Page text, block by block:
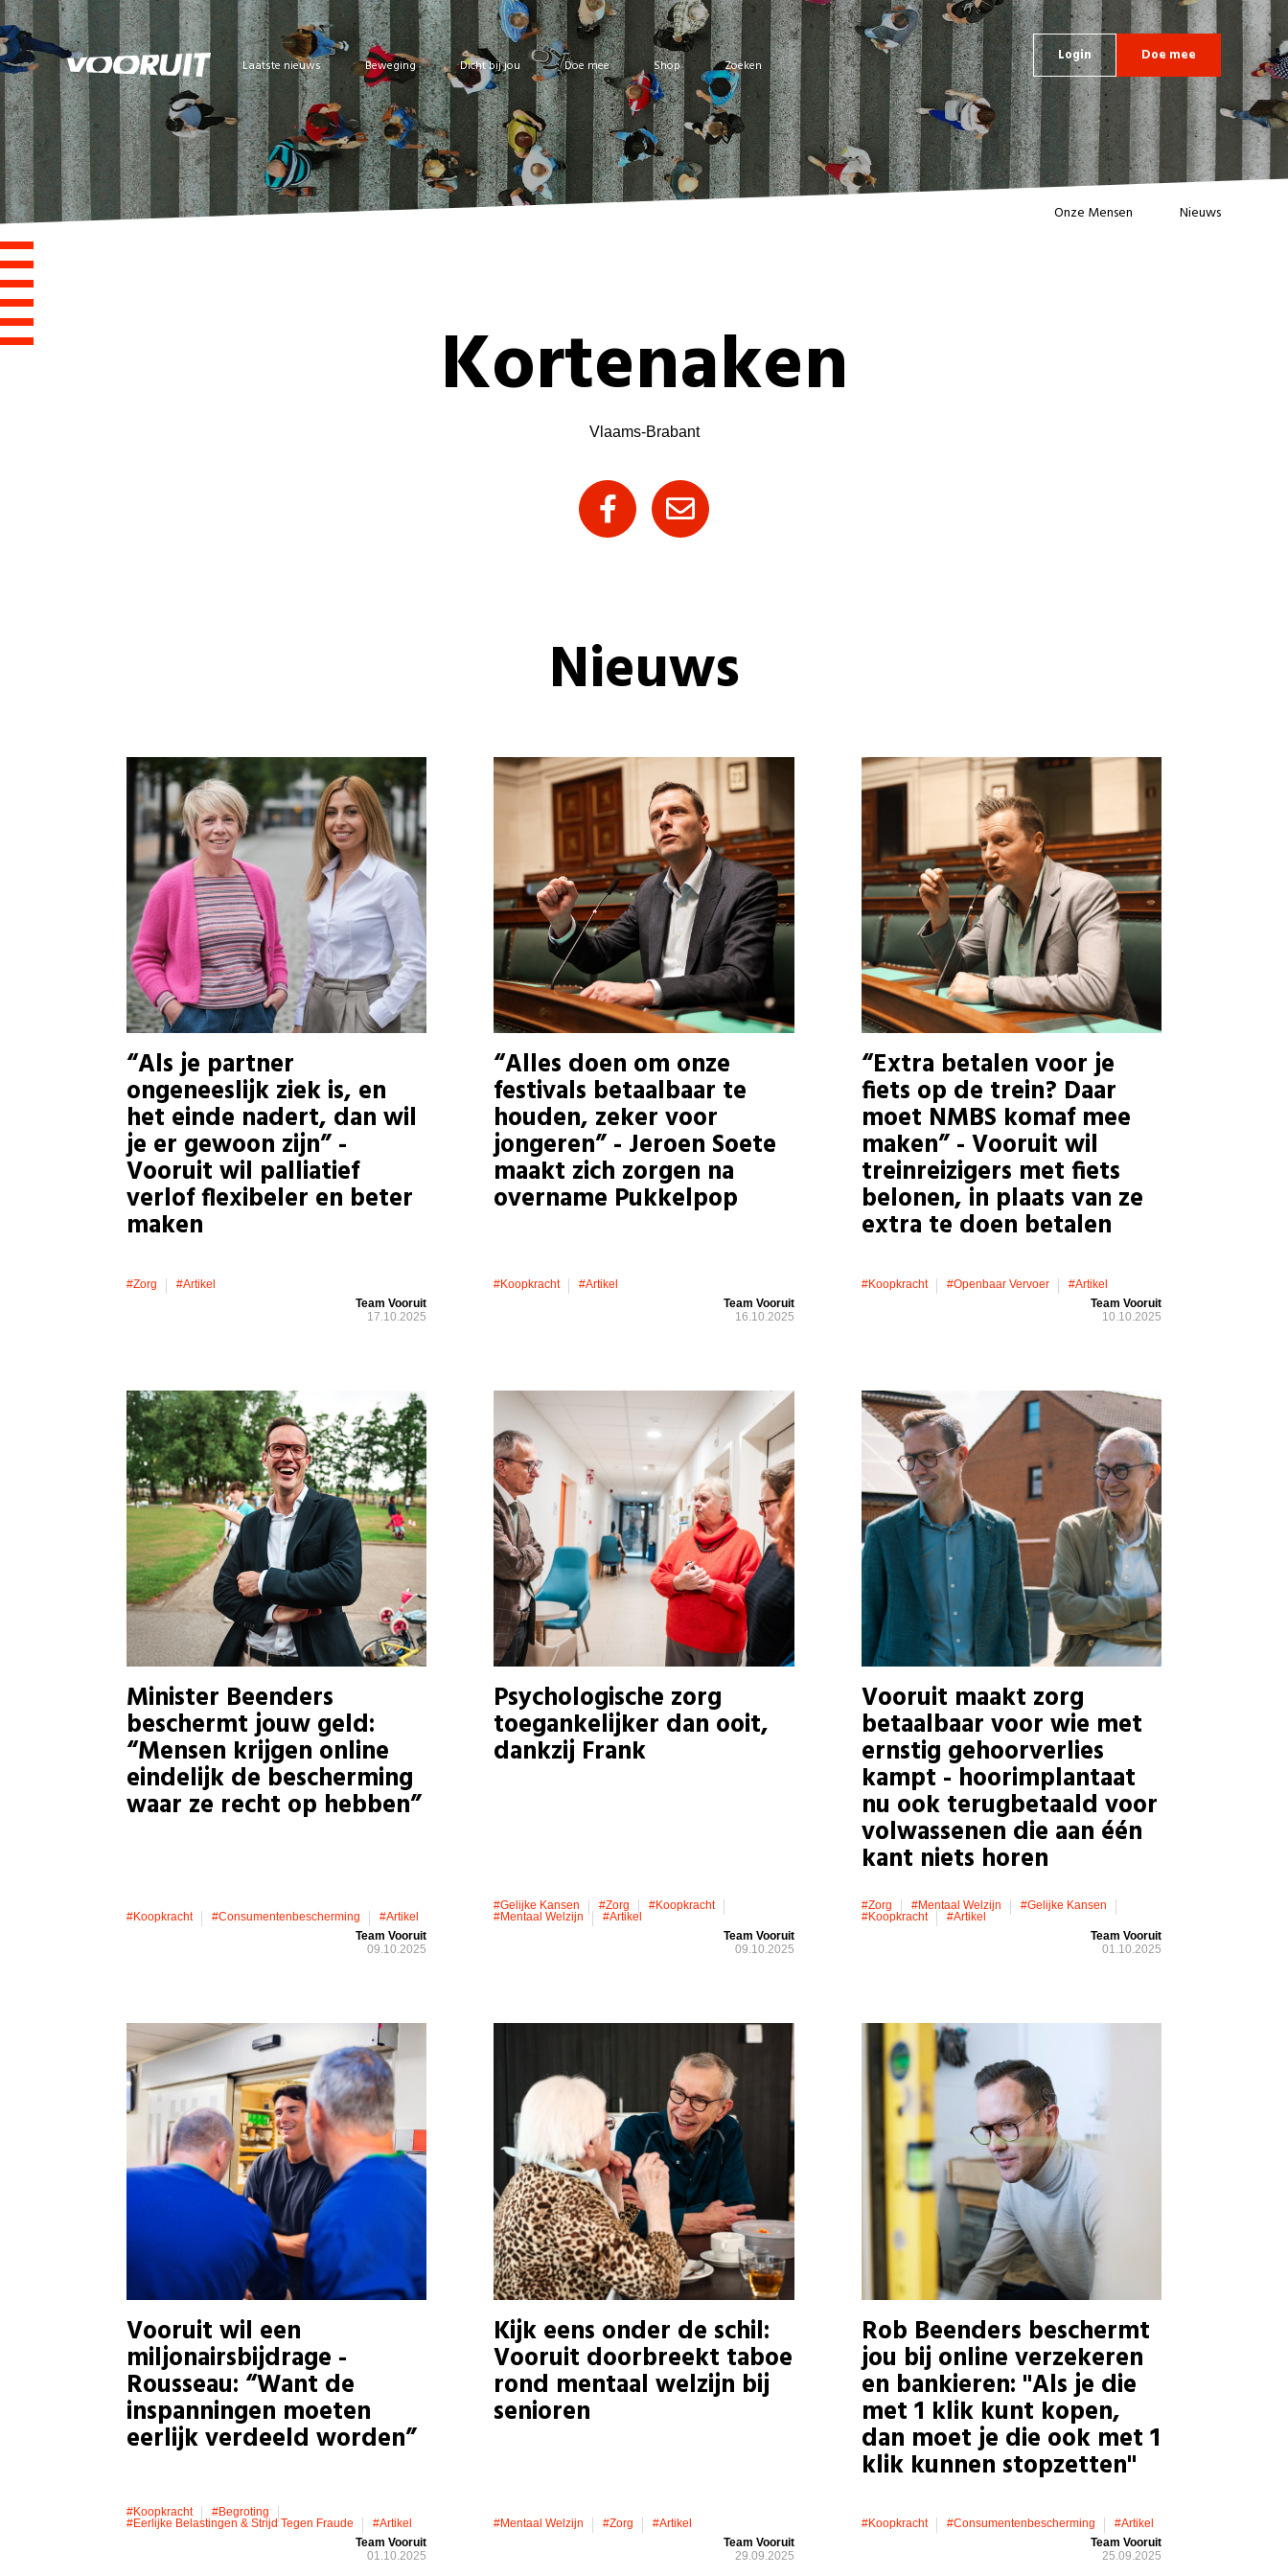
Laatste nieuws Beweging Dicht bij jou Doe mee Shop Zoeken
Login Doe mee
Onze Mensen Nieuws
Kortenaken
Vlaams-Brabant
Nieuws
“Als je partner
ongeneeslijk ziek is, en
het einde nadert, dan wil
je er gewoon zijn” -
Vooruit wil palliatief
verlof flexibeler en beter
maken
#zorg
#artikel
Team Vooruit
17.10.2025
“Alles doen om onze
festivals betaalbaar te
houden, zeker voor
jongeren” - Jeroen Soete
maakt zich zorgen na
overname Pukkelpop
#koopkracht
#artikel
Team Vooruit
16.10.2025
“Extra betalen voor je
fiets op de trein? Daar
moet NMBS komaf mee
maken” - Vooruit wil
treinreizigers met fiets
belonen, in plaats van ze
extra te doen betalen
#koopkracht #openbaar Vervoer
#artikel
Team Vooruit
10.10.2025
Minister Beenders
beschermt jouw geld:
“Mensen krijgen online
eindelijk de bescherming
waar ze recht op hebben”
#koopkracht #consumentenbescherming
#artikel
Team Vooruit
09.10.2025
Psychologische zorg
toegankelijker dan ooit,
dankzij Frank
#gelijke Kansen #zorg
#koopkracht
#mentaal Welzijn
#artikel
Team Vooruit
09.10.2025
Vooruit maakt zorg
betaalbaar voor wie met
ernstig gehoorverlies
kampt - hoorimplantaat
nu ook terugbetaald voor
volwassenen die aan één
kant niets horen
#zorg #mentaal Welzijn
#gelijke Kansen
#koopkracht
#artikel
Team Vooruit
01.10.2025
Vooruit wil een
miljonairsbijdrage -
Rousseau: “Want de
inspanningen moeten
eerlijk verdeeld worden”
#koopkracht
#Begroting
#eerlijke Belastingen & Strijd Tegen Fraude
#artikel
Team Vooruit
01.10.2025
Kijk eens onder de schil:
Vooruit doorbreekt taboe
rond mentaal welzijn bij
senioren
#mentaal Welzijn #zorg
#artikel
Team Vooruit
29.09.2025
Rob Beenders beschermt
jou bij online verzekeren
en bankieren: "Als je die
met 1 klik kunt kopen,
dan moet je die ook met 1
klik kunnen stopzetten"
#koopkracht #consumentenbescherming
#artikel
Team Vooruit
25.09.2025